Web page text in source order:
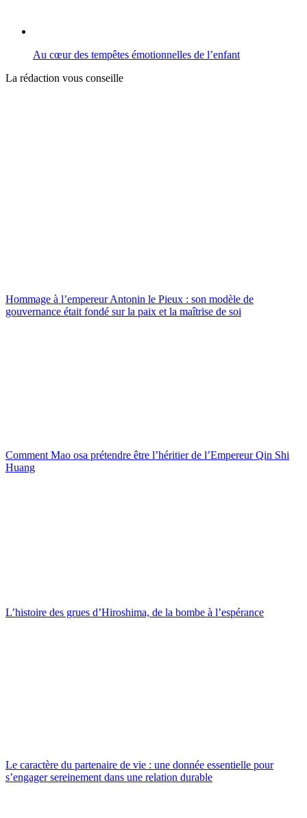
Au cœur des tempêtes émotionnelles de l’enfant
La rédaction vous conseille
Hommage à l’empereur Antonin le Pieux : son modèle de
gouvernance était fondé sur la paix et la maîtrise de soi
Comment Mao osa prétendre être l’héritier de l’Empereur Qin Shi
Huang
L’histoire des grues d’Hiroshima, de la bombe à l’espérance
Le caractère du partenaire de vie : une donnée essentielle pour
s’engager sereinement dans une relation durable